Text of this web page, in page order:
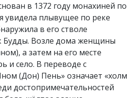
в 1372 году монахиней по
увидела плывущее по реке
в его стволе
Будды. Возле дома женщины
а затем на его месте
и село. В переводе с
(Дон) Пень» означает «холм
достопримечательностей